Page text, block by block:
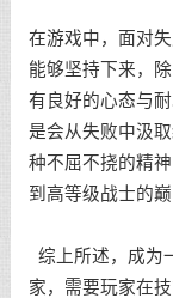
在游戏中，面对
能够坚持下来，
有良好的心态与
是会从失败中汲
种不屈不挠的精
到高等级战士的巅
综上所述，成为
家，需要玩家在